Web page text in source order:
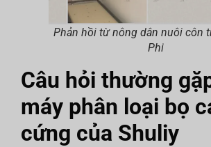
Phản hồi từ nông dân nuôi côn
Phi
Câu hỏi thường
máy phân loại bọ
cứng của Shuliy